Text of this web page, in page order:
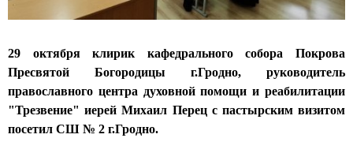
е
д
р
а
л
29 октября клирик кафедрального собора Покрова
Пресвятой Богородицы г.Гродно, руководитель
православного центра духовной помощи и реабилитации
"Трезвение" иерей Михаил Перец с пастырским визитом
посетил СШ № 2 г.Гродно.